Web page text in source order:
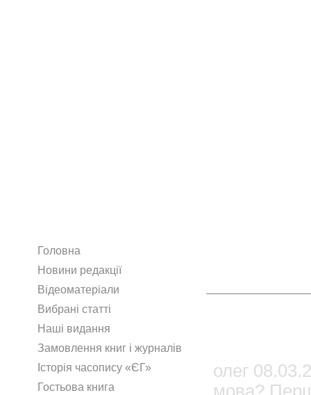
Головна
Новини редакції
Відеоматеріали
Вибрані статті
Наші видання
Замовлення книг і журналів
Історія часопису «ЄГ»
Гостьова книга
олег
мова?